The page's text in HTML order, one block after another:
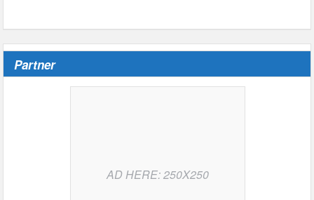
Partner
AD HERE: 250X250